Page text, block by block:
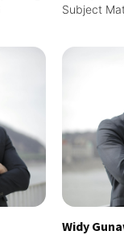
Subject
Widy